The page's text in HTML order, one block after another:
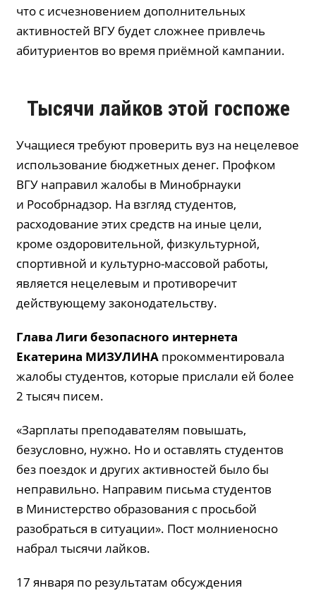
что с исчезновением дополнительных
активностей ВГУ будет сложнее привлечь
абитуриентов во время приёмной кампании.
Тысячи лайков этой госпоже
Учащиеся требуют проверить вуз на нецелевое
использование бюджетных денег. Профком
ВГУ направил жалобы в Минобрнауки
и Рособрнадзор. На взгляд студентов,
расходование этих средств на иные цели,
кроме оздоровительной, физкультурной,
спортивной и культурно-массовой работы,
является нецелевым и противоречит
действующему законодательству.
Глава Лиги безопасного интернета
Екатерина МИЗУЛИНА прокомментировала
жалобы студентов, которые прислали ей более
2 тысяч писем.
«Зарплаты преподавателям повышать,
безусловно, нужно. Но и оставлять студентов
без поездок и других активностей было бы
неправильно. Направим письма студентов
в Министерство образования с просьбой
разобраться в ситуации». Пост молниеносно
набрал тысячи лайков.
17 января по результатам обсуждения